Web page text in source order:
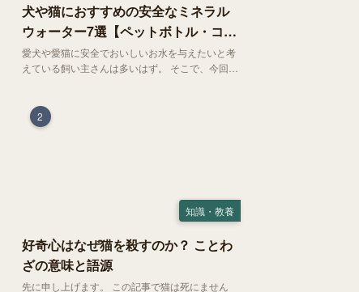
犬や猫におすすめの安全なミネラル
ウォーター7選【ペットボトル・コン
ビニ対応】
愛犬や愛猫に安全でおいしいお水を与えたいと考
えている飼い主さんは多いはず。 そこで、今回は
おすすめなものを厳選してご紹介します！
2
知識・教養
好奇心はなぜ猫を殺すのか？ ことわ
ざの意味と語源
先に申し上げます。 この記事で猫は死にません